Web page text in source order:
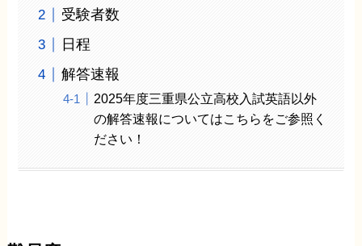
受験者数
日程
解答速報
2025年度三重県公立高校入試英語以外
の解答速報についてはこちらをご参照く
ださい！